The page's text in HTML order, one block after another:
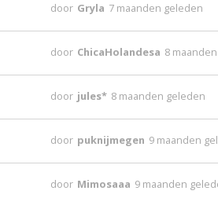
door Gryla 7 maanden geleden
door ChicaHolandesa 8
door jules* 8 maanden geleden
door puknijmegen 9 maanden
door Mimosaaa 9 maanden